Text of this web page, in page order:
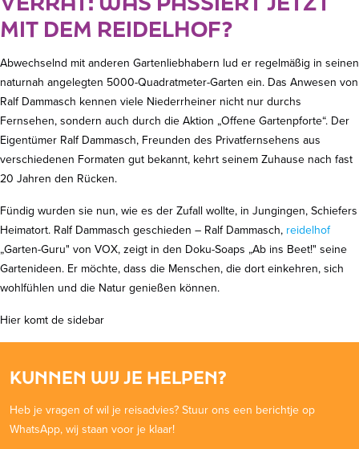
MIT DEM REIDELHOF?
Abwechselnd mit anderen Gartenliebhabern lud er regelmäßig in seinen
naturnah angelegten 5000-Quadratmeter-Garten ein. Das Anwesen von
Ralf Dammasch kennen viele Niederrheiner nicht nur durchs
Fernsehen, sondern auch durch die Aktion „Offene Gartenpforte“. Der
Eigentümer Ralf Dammasch, Freunden des Privatfernsehens aus
verschiedenen Formaten gut bekannt, kehrt seinem Zuhause nach fast
20 Jahren den Rücken.
Fündig wurden sie nun, wie es der Zufall wollte, in Jungingen, Schiefers
Heimatort. Ralf Dammasch geschieden – Ralf Dammasch, reidelhof
„Garten-Guru" von VOX, zeigt in den Doku-Soaps „Ab ins Beet!" seine
Gartenideen. Er möchte, dass die Menschen, die dort einkehren, sich
wohlfühlen und die Natur genießen können.
Hier komt de sidebar
KUNNEN WIJ JE HELPEN?
Heb je vragen of wil je reisadvies? Stuur ons een berichtje op
WhatsApp, wij staan voor je klaar!